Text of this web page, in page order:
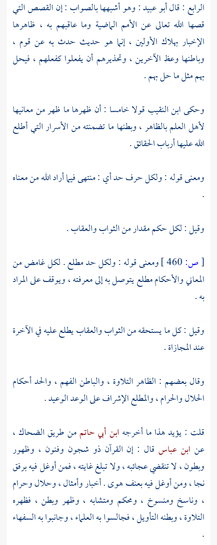
الرابع : قالأبو عبيد: وهو أشبهها بالصواب : إن القصص التي
قصها الله تعالى عن الأمم الماضية وما عاقبهم به ، ظاهرها
الإخبار بهلاك الأولين ، إنما هو حديث حدث به عن قوم ،
وباطنها وعظ الآخرين ، وتحذيرهم أن يفعلوا كفعلهم ، فيحل
بهم مثل ما حل بهم .
وحكىابن النقيب قولا خامسا : أن ظهرها ما ظهر من معانيها
لأهل العلم بالظاهر ، وبطنها ما تضمنته من الأسرار التي أطلع
الله عليها أرباب الحقائق .
ومعنى قوله : ولكل حرف حد أي : منتهى فيما أراد الله من معناه
.
وقيل : لكل حكم مقدار من الثواب والعقاب .
[ص:
ومعنى قوله : ولكل حد مطلع . لكل غامض من
المعاني والأحكام مطلع يتوصل به إلى معرفته ، ويوقف على المراد
به .
وقيل : كل ما يستحقه من الثواب والعقاب يطلع عليه في الآخرة
عند المجازاة .
وقال بعضهم : الظاهر التلاوة ، والباطن الفهم ، والحد أحكام
الحلال والحرام ، والمطلع الإشراف على الوعد الوعيد .
قلت : يؤيد هذا ما أخرجه ابن أبي حاتممن طريقالضحاك ،
عن ابن عباس قال : إن القرآن ذو شجون وفنون ، وظهور
وبطون ، لا تنقضي عجائبه ، ولا تبلغ غايته ، فمن أوغل فيه برفق
نجا ، ومن أوغل فيه بعنف هوى . أخبار وأمثال ، وحلال وحرام
، وناسخ ومنسوخ ، ومحكم ومتشابه ، وظهر وبطن ، فظهره
التلاوة ، وبطنه التأويل ، فجالسوا به العلماء ، وجانبوا به السفهاء
.